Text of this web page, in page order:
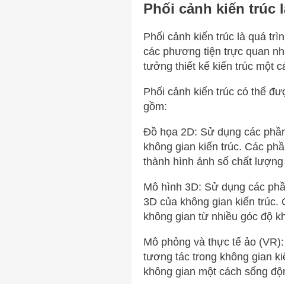
Phối cảnh kiến trúc
Phối cảnh kiến trúc là quá
các phương tiện trực quan
tưởng thiết kế kiến trúc một
Phối cảnh kiến trúc có thể
gồm:
Đồ họa 2D: Sử dụng các
không gian kiến trúc. Các
thành hình ảnh số chất lượng
Mô hình 3D: Sử dụng các
3D của không gian kiến
không gian từ nhiều góc độ
Mô phỏng và thực tế ảo
tương tác trong không gian
không gian một cách sống